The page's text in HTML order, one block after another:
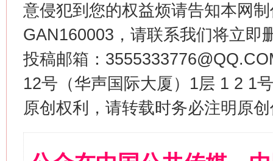
意侵犯到您的权益烦请告知本网
GAN160003，请联系我们将立即
投稿邮箱：
12号（华声国际大厦）1层 1 2 1
原创权利，请转载时务必注明原